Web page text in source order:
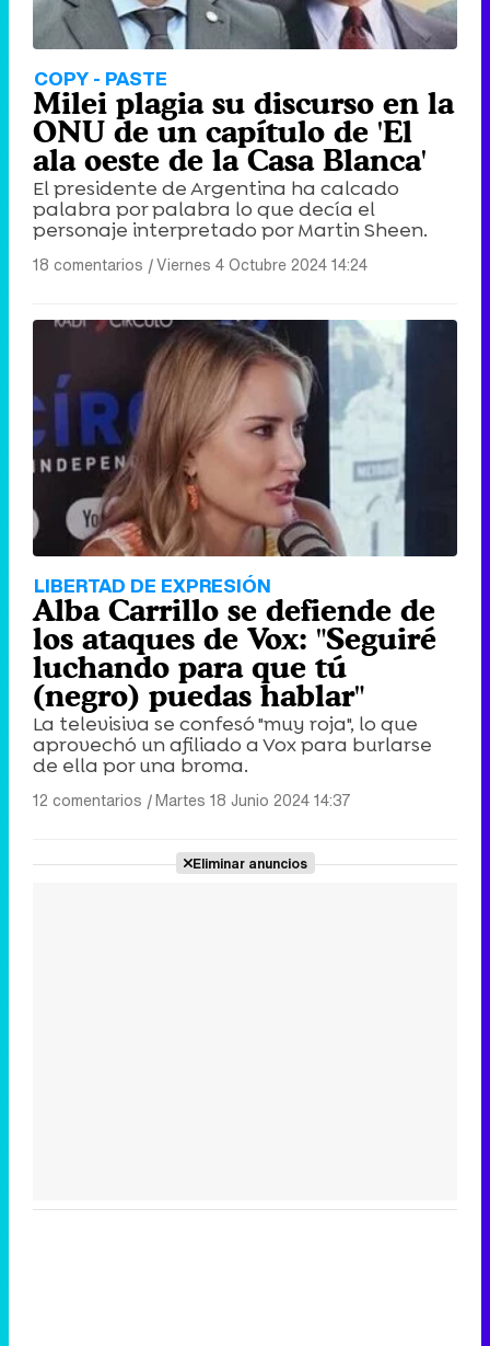
COPY - PASTE
Milei plagia su discurso en la
ONU de un capítulo de 'El
ala oeste de la Casa Blanca'
El presidente de Argentina ha calcado
palabra por palabra lo que decía el
personaje interpretado por Martin Sheen.
18 comentarios |Viernes 4 Octubre 2024 14:24
LIBERTAD DE EXPRESIÓN
Alba Carrillo se defiende de
los ataques de Vox: "Seguiré
luchando para que tú
(negro) puedas hablar"
La televisiva se confesó "muy roja", lo que
aprovechó un afiliado a Vox para burlarse
de ella por una broma.
12 comentarios |Martes 18 Junio 2024 14:37
Eliminar anuncios